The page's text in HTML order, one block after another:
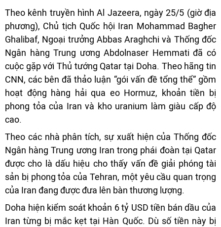
Theo kênh truyền hình Al Jazeera, ngày 25/5 (giờ địa
phương), Chủ tịch Quốc hội Iran Mohammad Bagher
Ghalibaf, Ngoại trưởng Abbas Araghchi và Thống đốc
Ngân hàng Trung ương Abdolnaser Hemmati đã có
cuộc gặp với Thủ tướng Qatar tại Doha. Theo hãng tin
CNN, các bên đã thảo luận “gói vấn đề tổng thể” gồm
hoạt động hàng hải qua eo Hormuz, khoản tiền bị
phong tỏa của Iran và kho uranium làm giàu cấp độ
cao.
Theo các nhà phân tích, sự xuất hiện của Thống đốc
Ngân hàng Trung ương Iran trong phái đoàn tại Qatar
được cho là dấu hiệu cho thấy vấn đề giải phóng tài
sản bị phong tỏa của Tehran, một yêu cầu quan trọng
của Iran đang được đưa lên bàn thương lượng.
Doha hiện kiểm soát khoản 6 tỷ USD tiền bán dầu của
Iran từng bị mắc kẹt tại Hàn Quốc. Dù số tiền này bị